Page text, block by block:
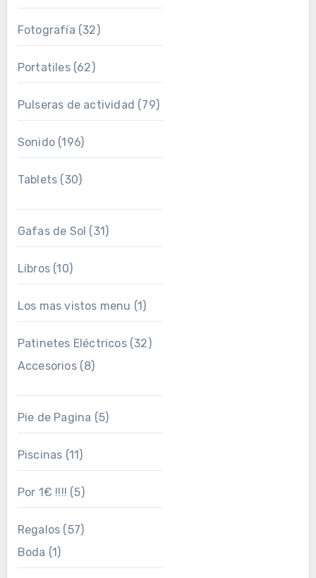
Fotografía (32)
Portatiles(62)
Pulseras de actividad (79)
Sonido(196)
Tablets (30)
Gafas de Sol (31)
Libros(10)
Los mas vistos menu (1)
Patinetes Eléctricos(32)
Accesorios(8)
Pie de Pagina (5)
Piscinas (11)
Por 1€ !!!! (5)
Regalos (57)
Boda (1)